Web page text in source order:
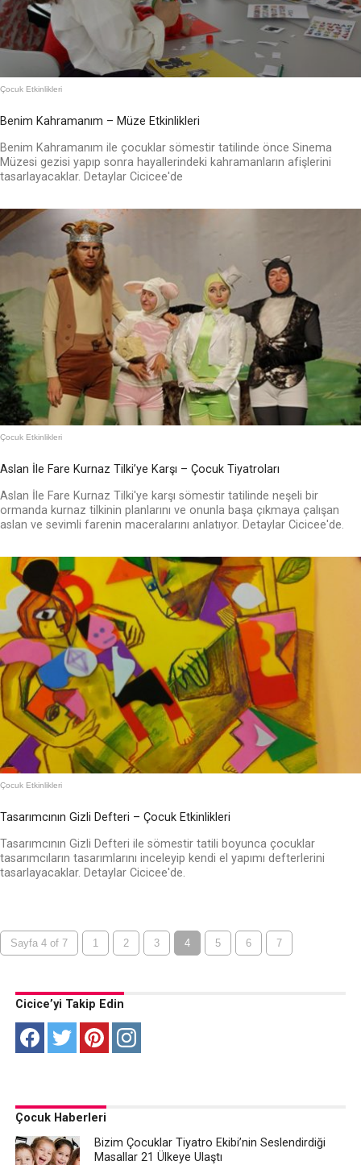
Çocuk Etkinlikleri
Benim Kahramanım – Müze Etkinlikleri
Benim Kahramanım ile çocuklar sömestir tatilinde önce Sinema
Müzesi gezisi yapıp sonra hayallerindeki kahramanların afişlerini
tasarlayacaklar. Detaylar Cicicee'de
Çocuk Etkinlikleri
Aslan İle Fare Kurnaz Tilki’ye Karşı – Çocuk Tiyatroları
Aslan İle Fare Kurnaz Tilki'ye karşı sömestir tatilinde neşeli bir
ormanda kurnaz tilkinin planlarını ve onunla başa çıkmaya çalışan
aslan ve sevimli farenin maceralarını anlatıyor. Detaylar Cicicee'de.
Çocuk Etkinlikleri
Tasarımcının Gizli Defteri – Çocuk Etkinlikleri
Tasarımcının Gizli Defteri ile sömestir tatili boyunca çocuklar
tasarımcıların tasarımlarını inceleyip kendi el yapımı defterlerini
tasarlayacaklar. Detaylar Cicicee'de.
Sayfa 4 of 7 1 2 3 4 5 6 7
Cicice’yi Takip Edin
Çocuk Haberleri
Bizim Çocuklar Tiyatro Ekibi’nin Seslendirdiği
Masallar 21 Ülkeye Ulaştı